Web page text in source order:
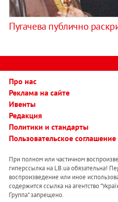
Пугачева публично
Про нас
Реклама на сайте
Ивенты
Редакция
Политики и стандарты
Пользовательское соглашение
При полном или частичном
гиперссылка на LB.ua обязательна!
воспроизведение или иное
содержится ссылка на агентство
Группа" запрещено.